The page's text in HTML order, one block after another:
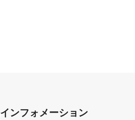
インフォメーション